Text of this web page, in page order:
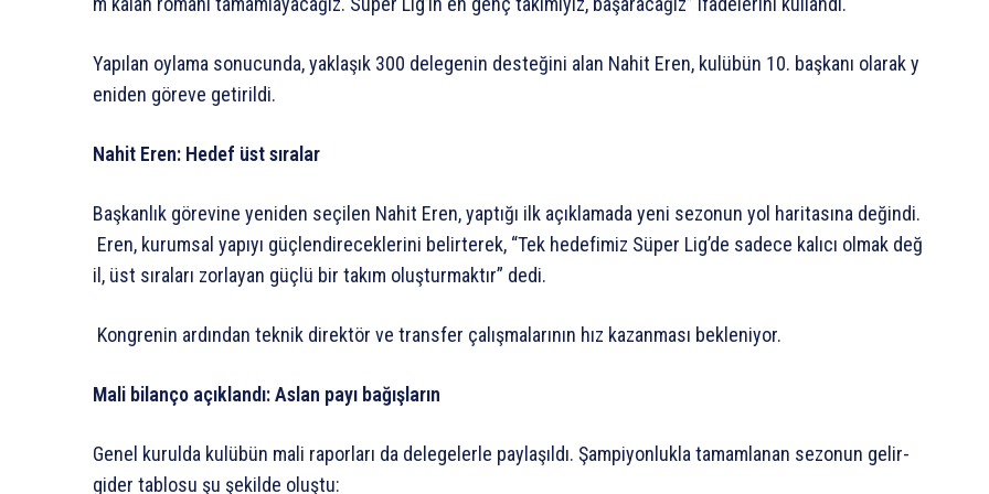
Yapılan oylama sonucunda,yaklaşık 300 delegenin desteğini alan Nahit Eren, kulübün 10. başkanı olaraky
eniden göreve getirildi.
Nahit Eren: Hedef üstsıralar
Başkanlık görevine yeniden seçilen Nahit Eren,yaptığı ilk açıklamada yeni sezonun yol haritasına değindi.
Eren, kurumsal yapıyı güçlendireceklerini belirterek, “Tek hedefimiz Süper Lig’de sadece kalıcı olmak değ
il, üst sıraları zorlayan güçlü bir takım oluşturmaktır” dedi.
Kongrenin ardından teknik direktör ve transfer çalışmalarının hız kazanması bekleniyor.
Mali bilanço açıklandı:Aslan payı bağışların
Genel kurulda kulübün mali raporları da delegelerle paylaşıldı. Şampiyonlukla tamamlanan sezonun gelir-
gider tablosu şu şekilde oluştu: